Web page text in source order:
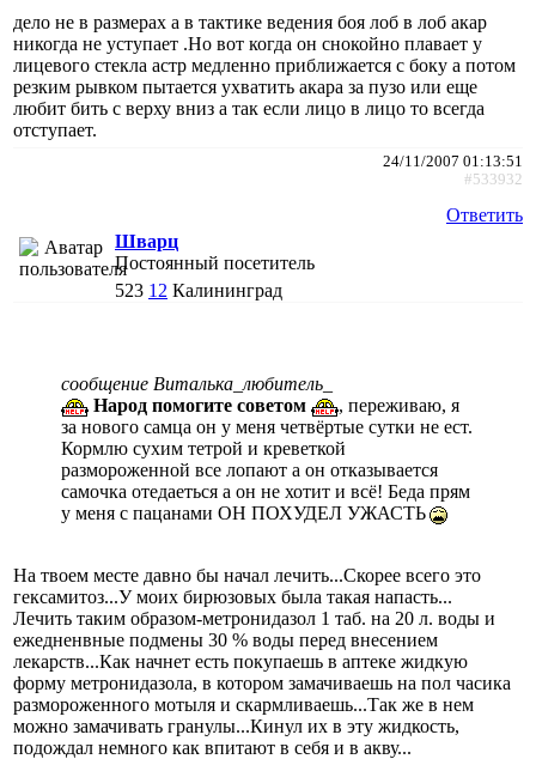
дело не в размерах а в тактике ведения боя лоб в лоб акар
никогда не уступает .Но вот когда он снокойно плавает у
лицевого стекла астр медленно приближается с боку а потом
резким рывком пытается ухватить акара за пузо или еще
любит бить с верху вниз а так если лицо в лицо то всегда
отступает.
24/11/2007 01:13:51
#533932
Ответить
Шварц
Постоянный посетитель
523 12 Калининград
сообщение Виталька_любитель_
Народ помогите советом
, переживаю, я
за нового самца он у меня четвёртые сутки не ест.
Кормлю сухим тетрой и креветкой
размороженной все лопают а он отказывается
самочка отедаеться а он не хотит и всё! Беда прям
у меня с пацанами ОН ПОХУДЕЛ УЖАСТЬ
На твоем месте давно бы начал лечить...Скорее всего это
гексамитоз...У моих бирюзовых была такая напасть...
Лечить таким образом-метронидазол 1 таб. на 20 л. воды и
ежедненвные подмены 30 % воды перед внесением
лекарств...Как начнет есть покупаешь в аптеке жидкую
форму метронидазола, в котором замачиваешь на пол часика
размороженного мотыля и скармливаешь...Так же в нем
можно замачивать гранулы...Кинул их в эту жидкость,
подождал немного как впитают в себя и в акву...